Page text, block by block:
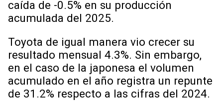
caída de -0.5% en su producción
acumulada del 2025.
Toyota de igual manera vio crecer su
resultado mensual 4.3%. Sin embargo,
en el caso de la japonesa el volumen
acumulado en el año registra un repunte
de 31.2% respecto a las cifras del 2024.